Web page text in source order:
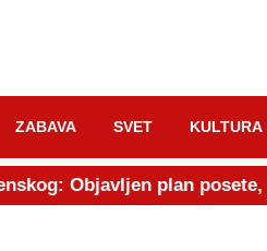
ZABAVA SVET KULTURA
Objavljen plan posete, dve